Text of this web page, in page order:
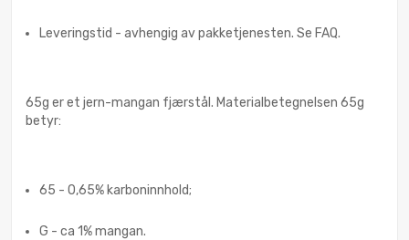
Leveringstid - avhengig av pakketjenesten. Se FAQ.
65g er et jern-mangan fjærstål. Materialbetegnelsen 65g
betyr:
65 - 0,65% karboninnhold;
G - ca 1% mangan.